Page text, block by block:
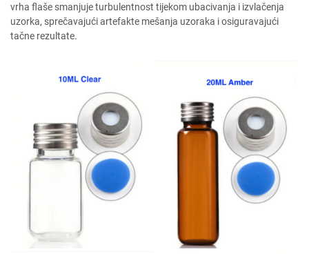
vrha flaše smanjuje turbulentnost tijekom ubacivanja i izvlačenja
uzorka, sprečavajući artefakte mešanja uzoraka i osiguravajući
tačne rezultate.